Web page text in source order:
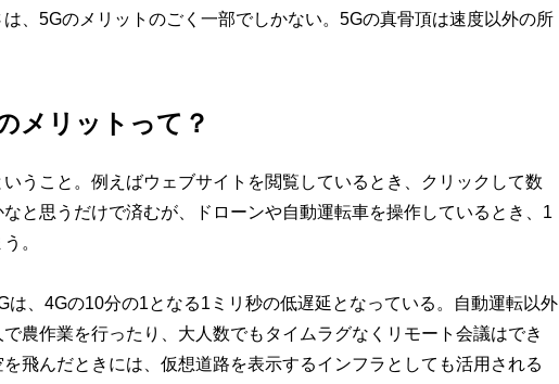
、5Gのメリットのごく一部でしかない。5Gの真骨頂は速度以外の所
メリットって？
うこと。例えばウェブサイトを閲覧しているとき、クリックして数
と思うだけで済むが、ドローンや自動運転車を操作しているとき、1
。
、4Gの10分の1となる1ミリ秒の低遅延となっている。自動運転以外
農作業を行ったり、大人数でもタイムラグなくリモート会議はでき
飛んだときには、仮想道路を表示するインフラとしても活用される